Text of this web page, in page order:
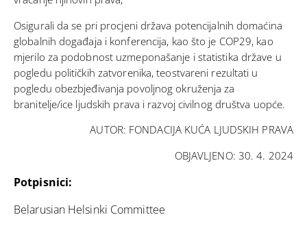
Osigurali da se pri procjeni država potencijalnih domaćina
globalnih događaja i konferencija, kao što je COP29, kao
mjerilo za podobnost uzmeponašanje i statistika države u
pogledu političkih zatvorenika, teostvareni rezultati u
pogledu obezbjeđivanja povoljnog okruženja za
branitelje/ice ljudskih prava i razvoj civilnog društva uopće.
AUTOR: FONDACIJA KUĆA LJUDSKIH PRAVA
OBJAVLJENO: 30. 4. 2024
Potpisnici:
Belarusian Helsinki Committee